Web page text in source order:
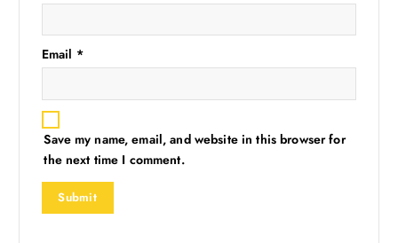
Email *
Save my name, email, and website in this browser for
the next time I comment.